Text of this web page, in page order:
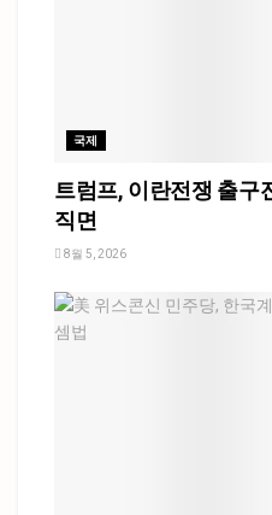
국제
트럼프, 이란전쟁 출구
직면
8월 5, 2026